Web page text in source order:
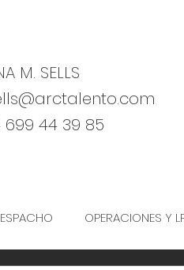
M. SELLS
699 44 39 85
OPERACIONES Y